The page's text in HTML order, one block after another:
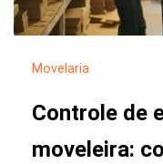
Movelaria
Controle de
moveleira: